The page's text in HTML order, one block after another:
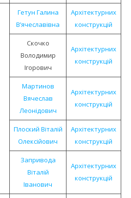
Гетун Галина
В’ячеславівна
Архітектурних
конструкцій
Скочко
Володимир
Ігорович
Архітектурних
конструкцій
Мартинов
Вячеслав
Леонідович
Архітектурних
конструкцій
Плоский Віталій
Олексійович
Архітектурних
конструкцій
Запривода
Віталій
Іванович
Архітектурних
конструкцій